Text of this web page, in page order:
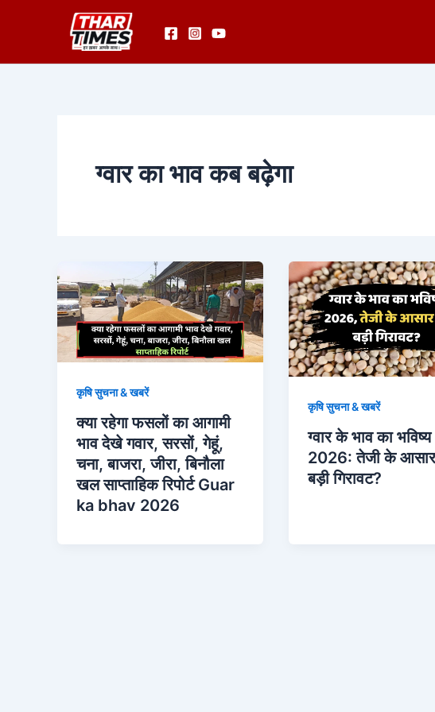
ग्वार का भाव कब बढ़ेगा
कृषि सुचना & खबरें
क्या रहेगा फसलों का आगामी
भाव देखे गवार, सरसों, गेहूं,
चना, बाजरा, जीरा, बिनौला
खल साप्ताहिक रिपोर्ट Guar
ka bhav 2026
कृषि सुचना & खबरें
ग्वार के भाव का भविष्य
2026: तेजी के आसार
बड़ी गिरावट?